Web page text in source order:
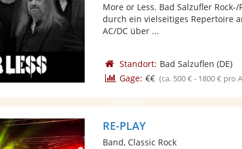
More or Less. Bad Salzufler
durch ein vielseitiges Repertoire
AC/DC über ...
Standort: Bad Salzuflen (DE)
Gage: €€ (ca. 500 € - 1800 € pro
RE-PLAY
Band, Classic Rock